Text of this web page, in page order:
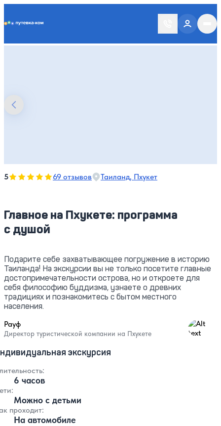
Главное на Пхукете: программа
с душой
5Оценка, количество звезд:5
69 отзывов Таиланд, Пхукет
Подарите себе захватывающее погружение в историю
Таиланда! На экскурсии вы не только посетите главные
достопримечательности острова, но и откроете для
себя философию буддизма, узнаете о древних
традициях и познакомитесь с бытом местного
населения.
Рауф
Директор туристической компании на Пхукете
4.82
экскурсия
6 часов
Можно с детьми
проходит:
На автомобиле